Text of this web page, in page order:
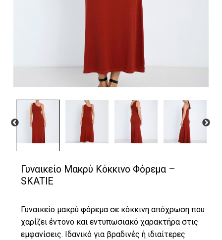
Γυναικείο Μακρύ Κόκκινο Φόρεμα –
SKATIE
Γυναικείο μακρύ φόρεμα σε κόκκινη απόχρωση που
χαρίζει έντονο και εντυπωσιακό χαρακτήρα στις
εμφανίσεις. Ιδανικό για βραδινές ή ιδιαίτερες